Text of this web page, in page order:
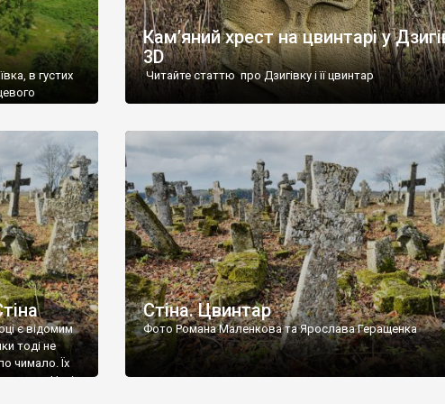
в густих
минулого
Коли із
Кам’яний хрест на цвинтарі у
3D
Читайте статтю про Дзигівку і її цвинтар
є відомим
тоді не
чимало. Їх
Нині
Стіна. Цвинтар
Фото Романа Маленкова та Ярослава Геращенка